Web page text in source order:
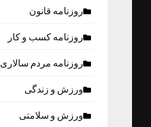
روزنامه قانون
روزنامه كسب و كار
روزنامه مردم سالاری
ورزش و زندگی
ورزش و سلامتی